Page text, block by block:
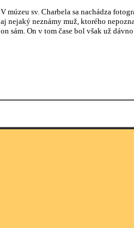
V múzeu sv. Charbela sa nachádza
aj nejaký neznámy muž, ktorého
on sám. On v tom čase bol však už